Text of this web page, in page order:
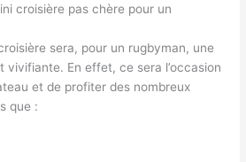
croisière pas chère pour un
sera, pour un rugbyman, une
vivifiante. En effet, ce sera l’occasion
et de profiter des nombreux
que :